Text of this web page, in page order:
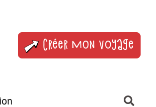
Créer mon voyage